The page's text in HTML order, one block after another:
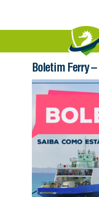
Boletim Ferry